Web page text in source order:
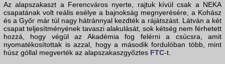
Az alapszakaszt a Ferencváros nyerte, rajtuk kívül csak a NEKA
csapatának volt reális esélye a bajnokság megnyerésére, a Kohász
és a Győr már túl nagy hátránnyal kezdték a rájátszást. Látván a két
csapat teljesítményének tavaszi alakulását, sok kétség nem férhetett
hozzá, hogy végül az Akadémia fog felérni a csúcsra, amit
nyomatékosítottak is azzal, hogy a második fordulóban több, mint
húsz góllal megverték az alapszakaszgyőztes FTC-t.